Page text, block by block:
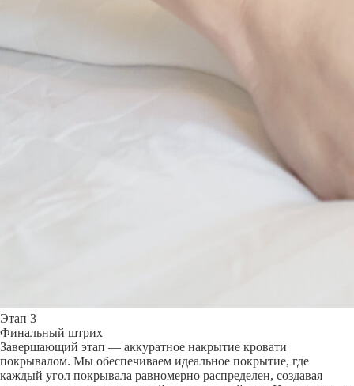
Этап 3
Финальный штрих
Завершающий этап — аккуратное накрытие кровати
покрывалом. Мы обеспечиваем идеальное покрытие, где
каждый угол покрывала равномерно распределен, создавая